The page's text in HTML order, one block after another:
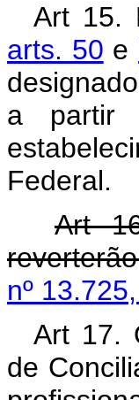
Art 15.
arts. 50 e
a partir
Federal.
Art
nº
Art 17.
de